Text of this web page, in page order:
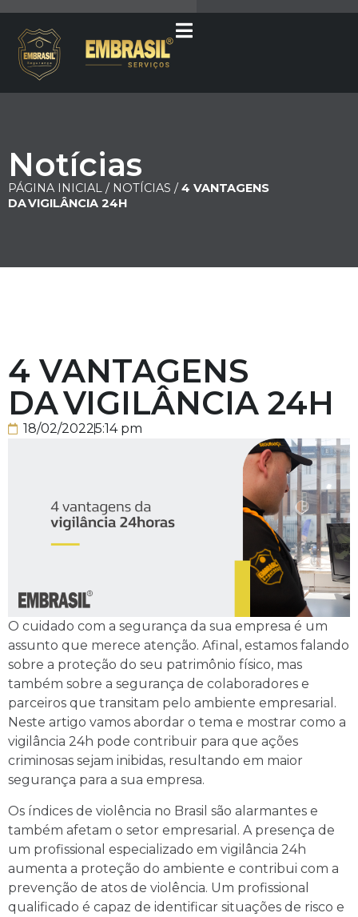
Notícias
PÁGINA INICIAL / NOTÍCIAS /4 VANTAGENS
DA VIGILÂNCIA 24H
4 VANTAGENS
DA VIGILÂNCIA 24H
18/02/20225:14 pm
O cuidado com a segurança da sua empresa é um
assunto que merece atenção. Afinal, estamos falando
sobre a proteção do seu patrimônio físico, mas
também sobre a segurança de colaboradores e
parceiros que transitam pelo ambiente empresarial.
Neste artigo vamos abordar o tema e mostrar como a
vigilância 24h pode contribuir para que ações
criminosas sejam inibidas, resultando em maior
segurança para a sua empresa.
Os índices de violência no Brasil são alarmantes e
também afetam o setor empresarial. A presença de
um profissional especializado em vigilância 24h
aumenta a proteção do ambiente e contribui com a
prevenção de atos de violência. Um profissional
qualificado é capaz de identificar situações de risco e